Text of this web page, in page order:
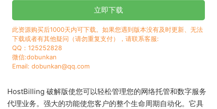
立即下载
此资源购买后1000天内可下载。如果您遇到版本没有及时更新、无法
下载或者有其他疑问（请勿重复支付），请联系客服:
QQ：125252828
微信:dobunkan
Email: dobunkan@qq.com
HostBilling 破解版使您可以轻松管理您的网络托管和数字服务
代理业务。强大的功能使您客户的整个生命周期自动化。它具